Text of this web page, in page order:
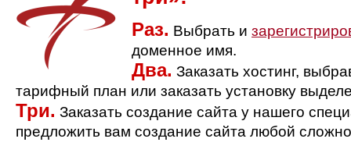
Раз. Выбрать и
доменное имя.
Два. Заказать хостинг,
тарифный план или заказать установку
Три. Заказать создание сайта у нашего
предложить вам создание сайта любой